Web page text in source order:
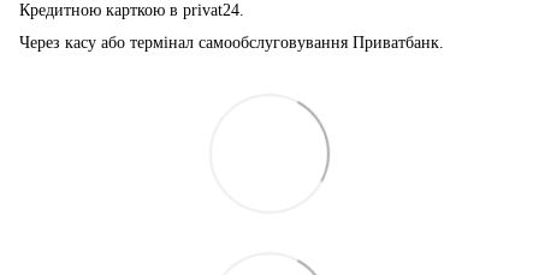
Кредитною карткою в privat24.
Через касу або термінал самообслуговування Приватбанк.